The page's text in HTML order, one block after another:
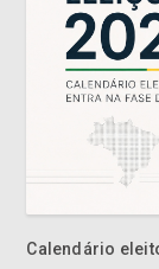
Calendário